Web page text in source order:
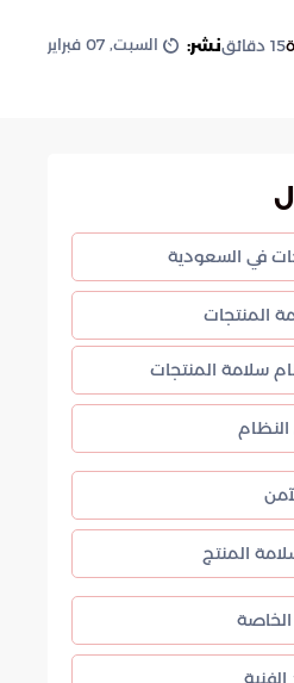
15 دقائقنشر: السبت, 07 فبراير
في السعودية
المنتجات
سلامة المنتجات
المنتج
الخاصة